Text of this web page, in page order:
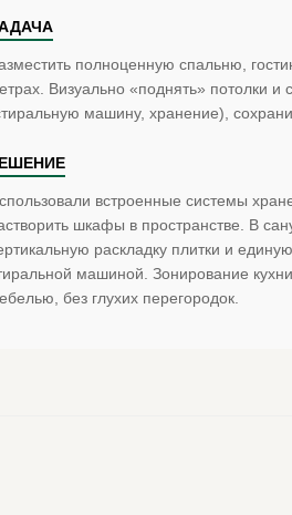
полноценную спальню,
Визуально «поднять» потолки и
машину, хранение),
встроенные системы
шкафы в пространстве. В
раскладку плитки и
машиной. Зонирование
без глухих перегородок.